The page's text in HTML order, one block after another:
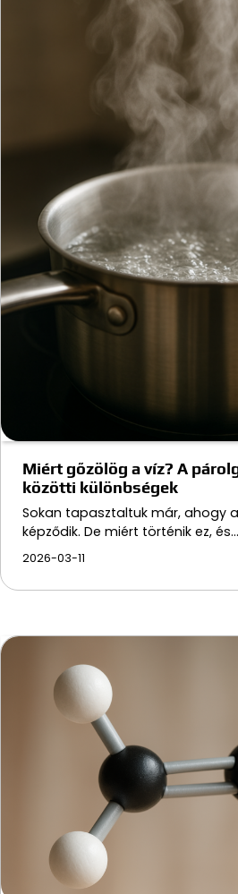
Miért gőzölög a víz? A
közötti különbségek
Sokan tapasztaltuk már, ahogy
képződik. De miért történik ez, és…
2026-03-11